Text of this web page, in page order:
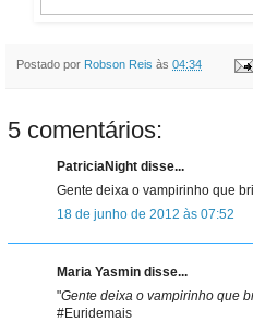
Postado por Robson Reis às 04:34
5 comentários:
PatriciaNight disse...
Gente deixa o vampirinho que
18 de junho de 2012 às 07:52
Maria Yasmin disse...
"Gente deixa o vampirinho que
#Euridemais